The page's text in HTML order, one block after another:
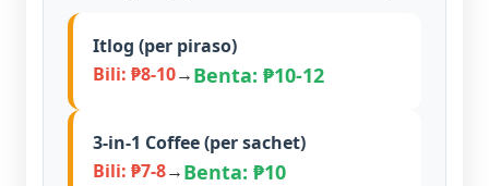
Itlog (per piraso)
Bili: ₱8-10→Benta: ₱10-12
3-in-1 Coffee (per sachet)
Bili: ₱7-8→Benta: ₱10